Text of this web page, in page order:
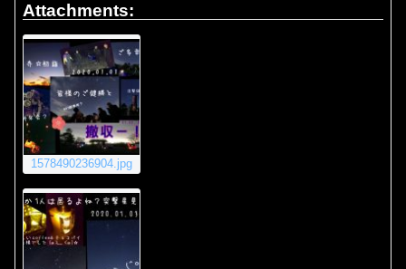
Attachments:
1578490236904.jpg